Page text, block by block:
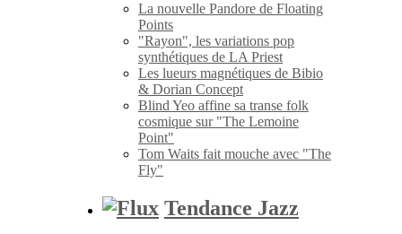
La nouvelle Pandore de Floating
Points
"Rayon", les variations pop
synthétiques de LA Priest
Les lueurs magnétiques de Bibio
& Dorian Concept
Blind Yeo affine sa transe folk
cosmique sur "The Lemoine
Point"
Tom Waits fait mouche avec "The
Fly"
Tendance Jazz